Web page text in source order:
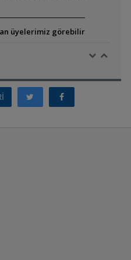
üyelerimiz görebilir